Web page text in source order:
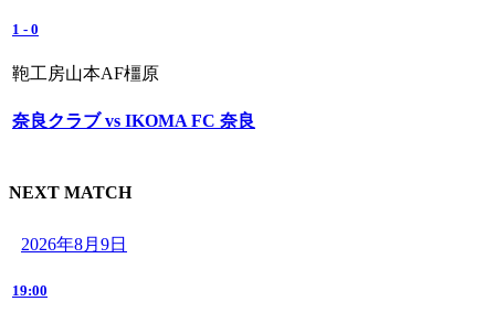
1 - 0
鞄工房山本AF橿原
奈良クラブ vs IKOMA FC 奈良
NEXT MATCH
2026年8月9日
19:00